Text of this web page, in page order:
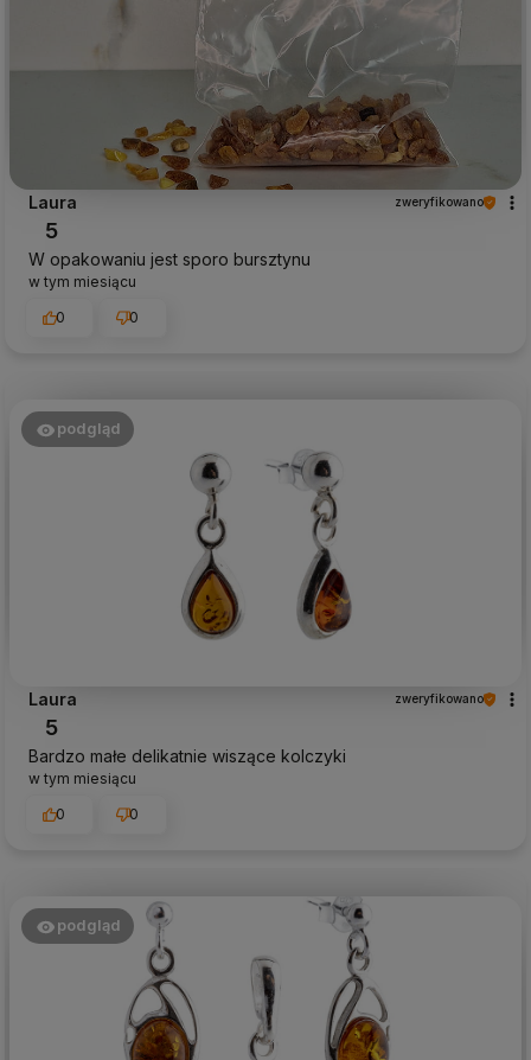
Laura zweryfikowano
5
W opakowaniu jest sporo bursztynu
w tym miesiącu
0
0
podgląd
Laura zweryfikowano
5
Bardzo małe delikatnie wiszące kolczyki
w tym miesiącu
0
0
podgląd